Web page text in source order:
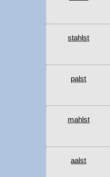
stahlst
palst
mahlst
aalst